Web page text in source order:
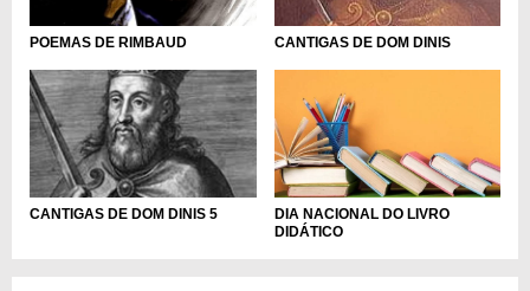
POEMAS DE RIMBAUD CANTIGAS DE DOM DINIS
CANTIGAS DE DOM DINIS 5
DIA NACIONAL DO LIVRO
DIDÁTICO